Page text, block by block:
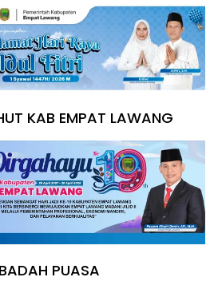
KAB EMPAT LAWANG
PUASA